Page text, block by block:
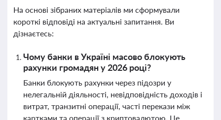
На основі зібраних матеріалів ми сформували
короткі відповіді на актуальні запитання. Ви
дізнаєтесь:
Чому банки в Україні масово блокують
рахунки громадян у 2026 році?
Банки блокують рахунки через підозри у
нелегальній діяльності, невідповідність доходів і
витрат, транзитні операції, часті перекази між
картками та операції з криптовалютою. Це